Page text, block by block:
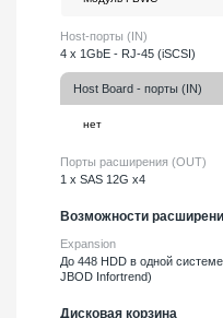
Host-порты (IN)
4 x 1GbE - RJ-45 (iSCSI)
Host Board - порты (IN)
Порты расширения (OUT)
1 x SAS 12G x4
Возможности
Expansion
До 448 HDD в одной
JBOD Infortrend)
Дисковая корзина